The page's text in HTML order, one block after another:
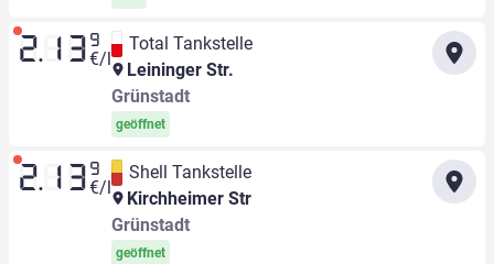
2.13 9
€/l
Total Tankstelle
Leininger Str.
Grünstadt
geöffnet
2.13 9
€/l
Shell Tankstelle
Kirchheimer Str
Grünstadt
geöffnet